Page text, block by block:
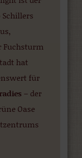
Schillers
Fuchsturm
hat
für
– der
Oase